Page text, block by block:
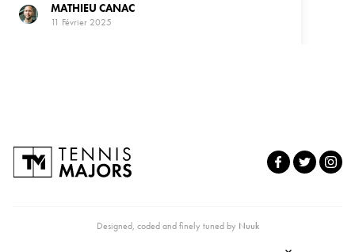
blessure au genou en 2023.
MATHIEU CANAC
11 Février 2025
Designed, coded and finely tuned by Nuuk